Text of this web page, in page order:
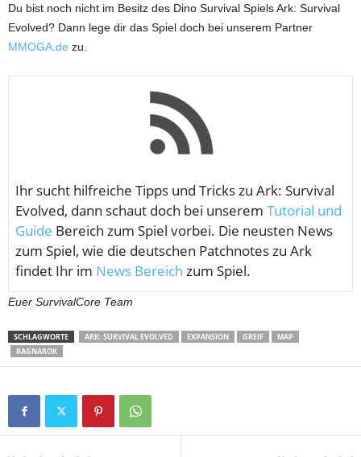
Du bist noch nicht im Besitz des Dino Survival Spiels Ark: Survival
Evolved? Dann lege dir das Spiel doch bei unserem Partner
MMOGA.de zu.
Ihr sucht hilfreiche Tipps und Tricks zu Ark: Survival
Evolved, dann schaut doch bei unserem Tutorial und
Guide Bereich zum Spiel vorbei. Die neusten News
zum Spiel, wie die deutschen Patchnotes zu Ark
findet Ihr im News Bereich zum Spiel.
Euer SurvivalCore Team
SCHLAGWORTE ARK: SURVIVAL EVOLVED EXPANSION GREIF
MAP
RAGNAROK